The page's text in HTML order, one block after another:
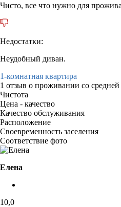
Чисто, все что нужно для
Недостатки:
Неудобный диван.
1-комнатная квартира
1 отзыв о проживании со средней
Чистота
Цена - качество
Качество обслуживания
Расположение
Своевременность заселения
Соответствие фото
Елена
10,0